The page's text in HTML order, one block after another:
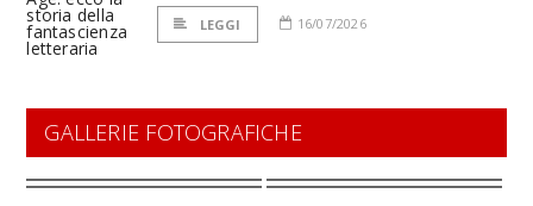
LEGGI 16/07/2026
GALLERIE FOTOGRAFICHE